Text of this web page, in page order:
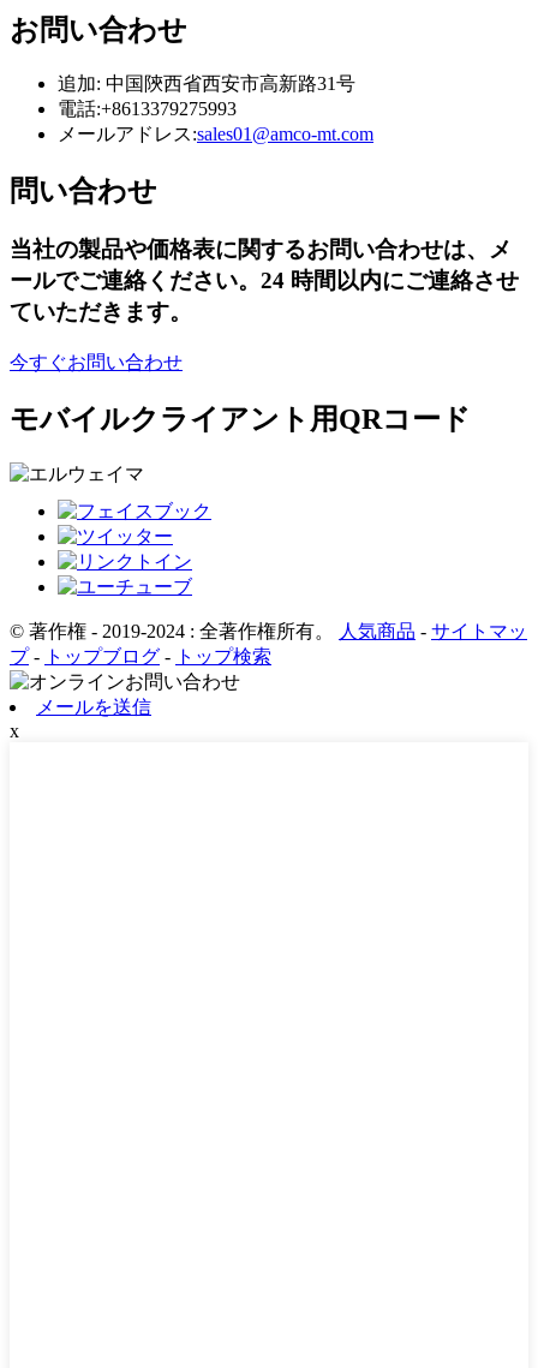
お問い合わせ
追加: 中国陝西省西安市高新路31号
電話:+8613379275993
メールアドレス:sales01@amco-mt.com
問い合わせ
当社の製品や価格表に関するお問い合わせは、メ
ールでご連絡ください。24 時間以内にご連絡させ
ていただきます。
今すぐお問い合わせ
モバイルクライアント用QRコード
© 著作権 - 2019-2024 : 全著作権所有。 人気商品 - サイトマッ
プ- トップブログ - トップ検索
メールを送信
x